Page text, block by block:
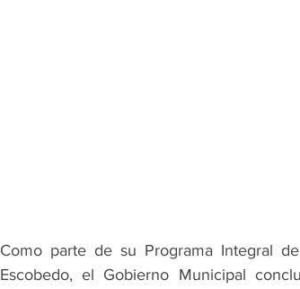
Como parte de su Programa Integral
Escobedo, el Gobierno Municipal